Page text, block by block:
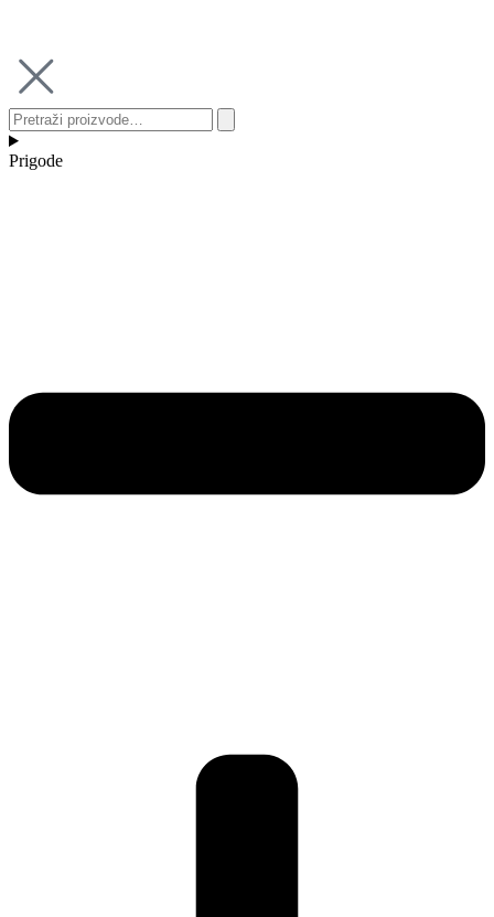
Prigode